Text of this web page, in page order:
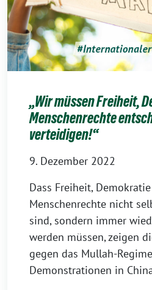
„Wir müssen Freiheit,
Menschenrechte
verteidigen!“
9. Dezember 2022
Dass Freiheit,
Menschenrechte nicht
sind, sondern immer
werden müssen, zeigen
gegen das Mullah-
Demonstrationen in